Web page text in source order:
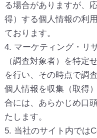
る場合がありますが、
得）する個人情報の利
ております。
4. マーケティング・リ
（調査対象者）を特定
を行い、その時点で調
個人情報を収集（取得
合には、あらかじめ口
たします。
5. 当社のサイト内では